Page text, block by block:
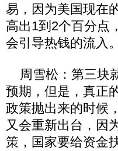
易，因为美国现在
高出1到2个百分点
会引导热钱的流入。
周雪松：第三块
预期，但是，真正
政策抛出来的时候
又会重新出台，因
策，国家要给资金